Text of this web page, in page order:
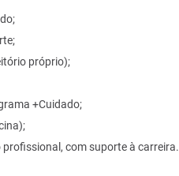
próprio);
+Cuidado;
com suporte à carreira.